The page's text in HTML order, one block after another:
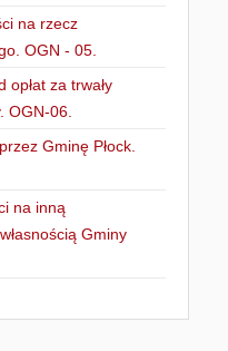
na rzecz
OGN - 05.
opłat za trwały
OGN-06.
Gminę Płock.
na inną
Gminy